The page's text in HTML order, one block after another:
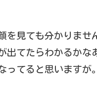
を見ても分かりませ
出てたらわかるかな
ってると思いますが